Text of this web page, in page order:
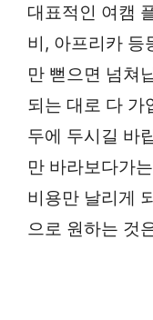
대표적인 여캠
비, 아프리카 등
만 뻗으면 넘쳐
되는 대로 다 가
두에 두시길 바
만 바라보다가
비용만 날리게
으로 원하는 것